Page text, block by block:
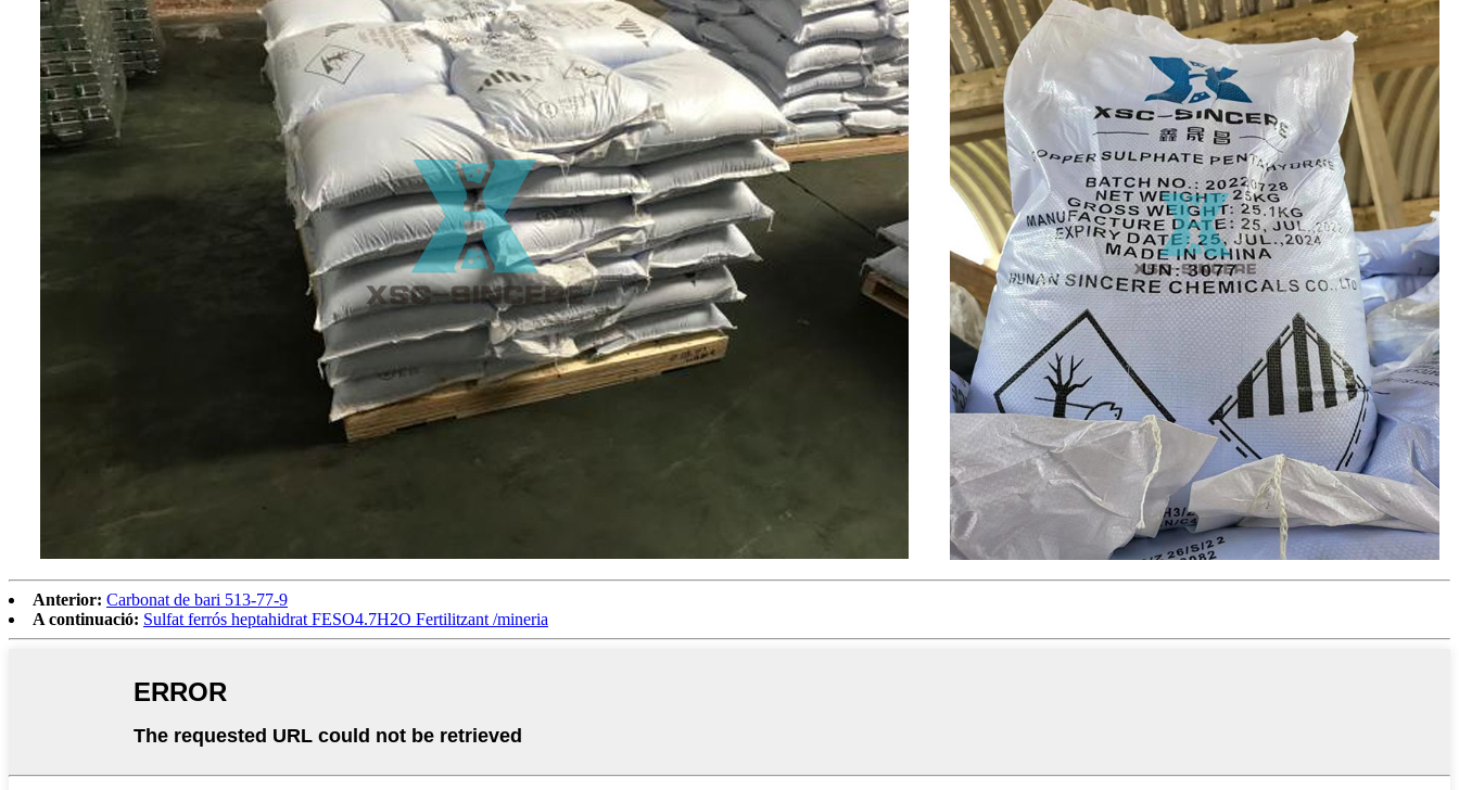
Anterior: Carbonat de bari 513-77-9
A continuació: Sulfat ferrós heptahidrat FESO4.7H2O Fertilitzant /mineria